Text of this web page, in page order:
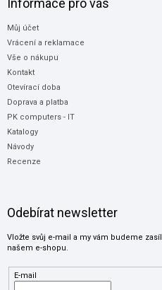
Informace pro vás
Můj účet
Vrácení a reklamace
Vše o nákupu
Kontakt
Otevírací doba
Doprava a platba
PK computers - IT
Katalogy
Návody
Recenze
Odebírat newsletter
Vložte svůj e-mail a my vám budeme
našem e-shopu.
E-mail